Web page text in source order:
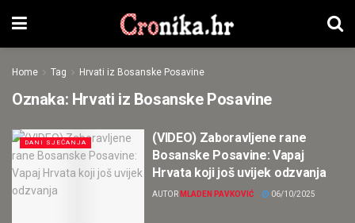
Home Tag Hrvati iz Bosanske Posavine
Oznaka: Hrvati iz Bosanske Posavine
DANI SJEĆANJA
(VIDEO) Zaboravljene rane
Bosanske Posavine: Vapaj
Hrvata koji još uvijek odzvanja
AUTOR MLADEN PAVKOVIĆ 06/10/2025